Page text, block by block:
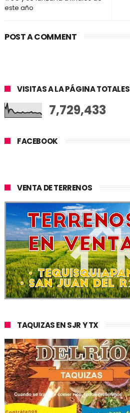
este año
POST A COMMENT
VISITAS A LA PÁGINA TOTALES
7,729,433
FACEBOOK
VENTA DE TERRENOS
TAQUIZAS EN SJR Y TX